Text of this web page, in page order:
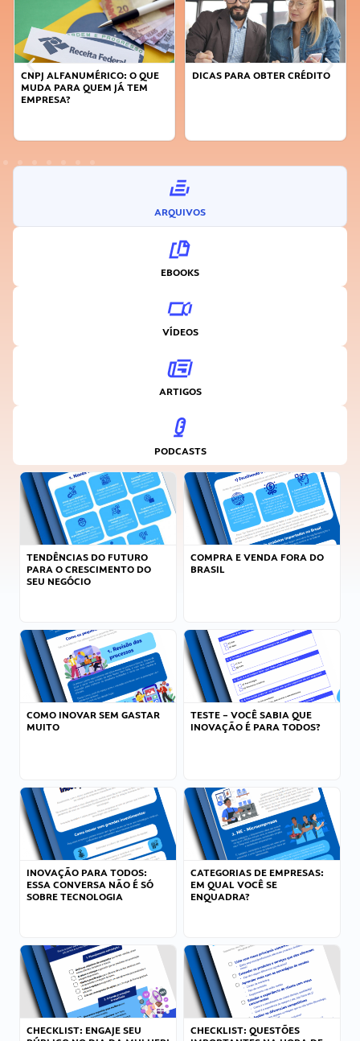
DICAS PARA OBTER CRÉDITO
FAÇA A DIFERENÇA: SEJA
ARQUIVOS
EBOOKS
VÍDEOS
ARTIGOS
PODCASTS
TENDÊNCIAS DO FUTURO
PARA O CRESCIMENTO DO
SEU NEGÓCIO
COMPRA E VENDA FORA DO
BRASIL
COMO INOVAR SEM GASTAR
MUITO
TESTE – VOCÊ SABIA QUE
INOVAÇÃO É PARA TODOS?
INOVAÇÃO PARA TODOS:
ESSA CONVERSA NÃO É SÓ
SOBRE TECNOLOGIA
CATEGORIAS DE EMPRESAS:
EM QUAL VOCÊ SE
ENQUADRA?
CHECKLIST: ENGAJE SEU
CHECKLIST: QUESTÕES